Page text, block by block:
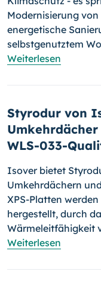
Modernisierung von
energetische
selbstgenutztem
Weiterlesen
Styrodur von
WLS-033-
Isover bietet
Umkehrdächern
XPS-Platten
hergestellt, durch
Wärme­leit­fä­hig­keit
Weiterlesen